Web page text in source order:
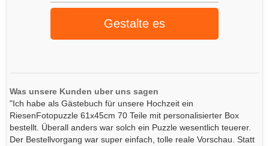
Gestalte es
Was unsere Kunden uber uns sagen
"Ich habe als Gästebuch für unsere Hochzeit ein
RiesenFotopuzzle 61x45cm 70 Teile mit personalisierter Box
bestellt. Überall anders war solch ein Puzzle wesentlich teuerer.
Der Bestellvorgang war super einfach, tolle reale Vorschau. Statt